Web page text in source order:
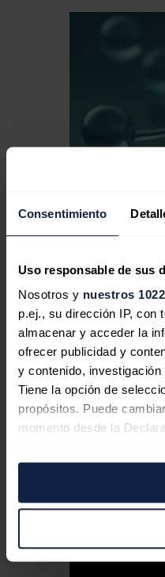
Consentimiento
Uso responsable de sus
Nosotros y nuestros
p.ej., su dirección IP, con
almacenar y acceder la
ofrecer publicidad y
y contenido,
Tiene la opción de
propósitos. Puede
momento desde la
Si lo permite, también
Recopilar
puede tener una
Identificar su
características
El Gobierno
cuatro
Redacción06/08/2026
El Gobierno
generar